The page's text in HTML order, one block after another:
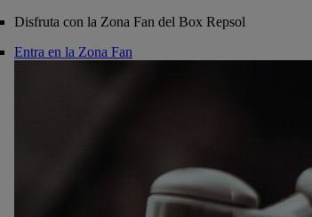
Disfruta con la Zona Fan del Box Repsol
Entra en la Zona Fan